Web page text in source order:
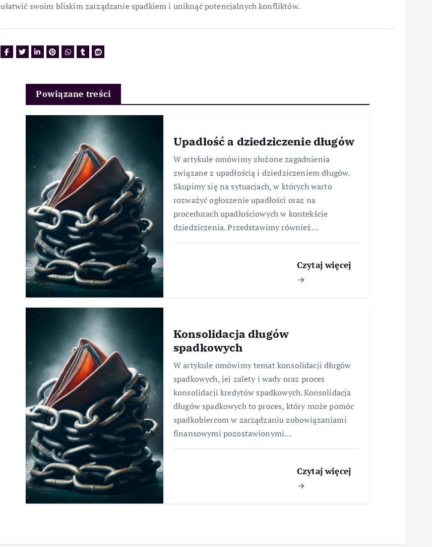
ułatwić swoim bliskim zarządzanie spadkiem i uniknąć potencjalnych konfliktów.
Powiązane treści
Upadłość a dziedziczenie długów
W artykule omówimy złożone zagadnienia
związane z upadłością i dziedziczeniem długów.
Skupimy się na sytuacjach, w których warto
rozważyć ogłoszenie upadłości oraz na
procedurach upadłościowych w kontekście
dziedziczenia. Przedstawimy również…
Czytaj więcej
Konsolidacja długów
spadkowych
W artykule omówimy temat konsolidacji długów
spadkowych, jej zalety i wady oraz proces
konsolidacji kredytów spadkowych. Konsolidacja
długów spadkowych to proces, który może pomóc
spadkobiercom w zarządzaniu zobowiązaniami
finansowymi pozostawionymi…
Czytaj więcej